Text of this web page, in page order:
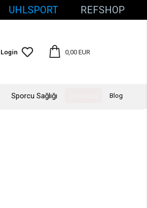
REFSHOP
Login 0,00 EUR
Sporcu Sağlığı Blog